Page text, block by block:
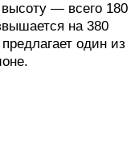
— всего 180
на 380
один из